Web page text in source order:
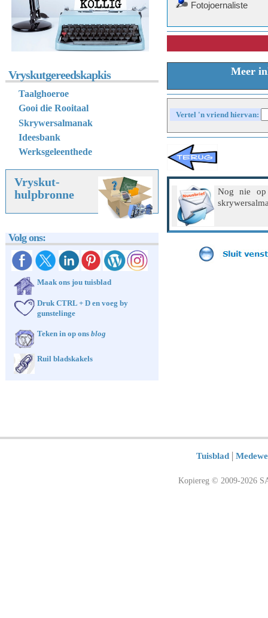
Fotojoernaliste
Meer
Vertel 'n vriend hiervan:
Nog nie
Vryskutgereedskapkis
Taalghoeroe
Gooi die Rooitaal
Skrywersalmanak
Ideesbank
Werksgeleenthede
Vryskut-
hulpbronne
Volg ons:
Maak ons jou tuisblad
Druk CTRL + D en voeg by
gunstelinge
Teken in op ons blog
Ruil bladskakels
Tuisblad |
Kopiereg © 2009-2026